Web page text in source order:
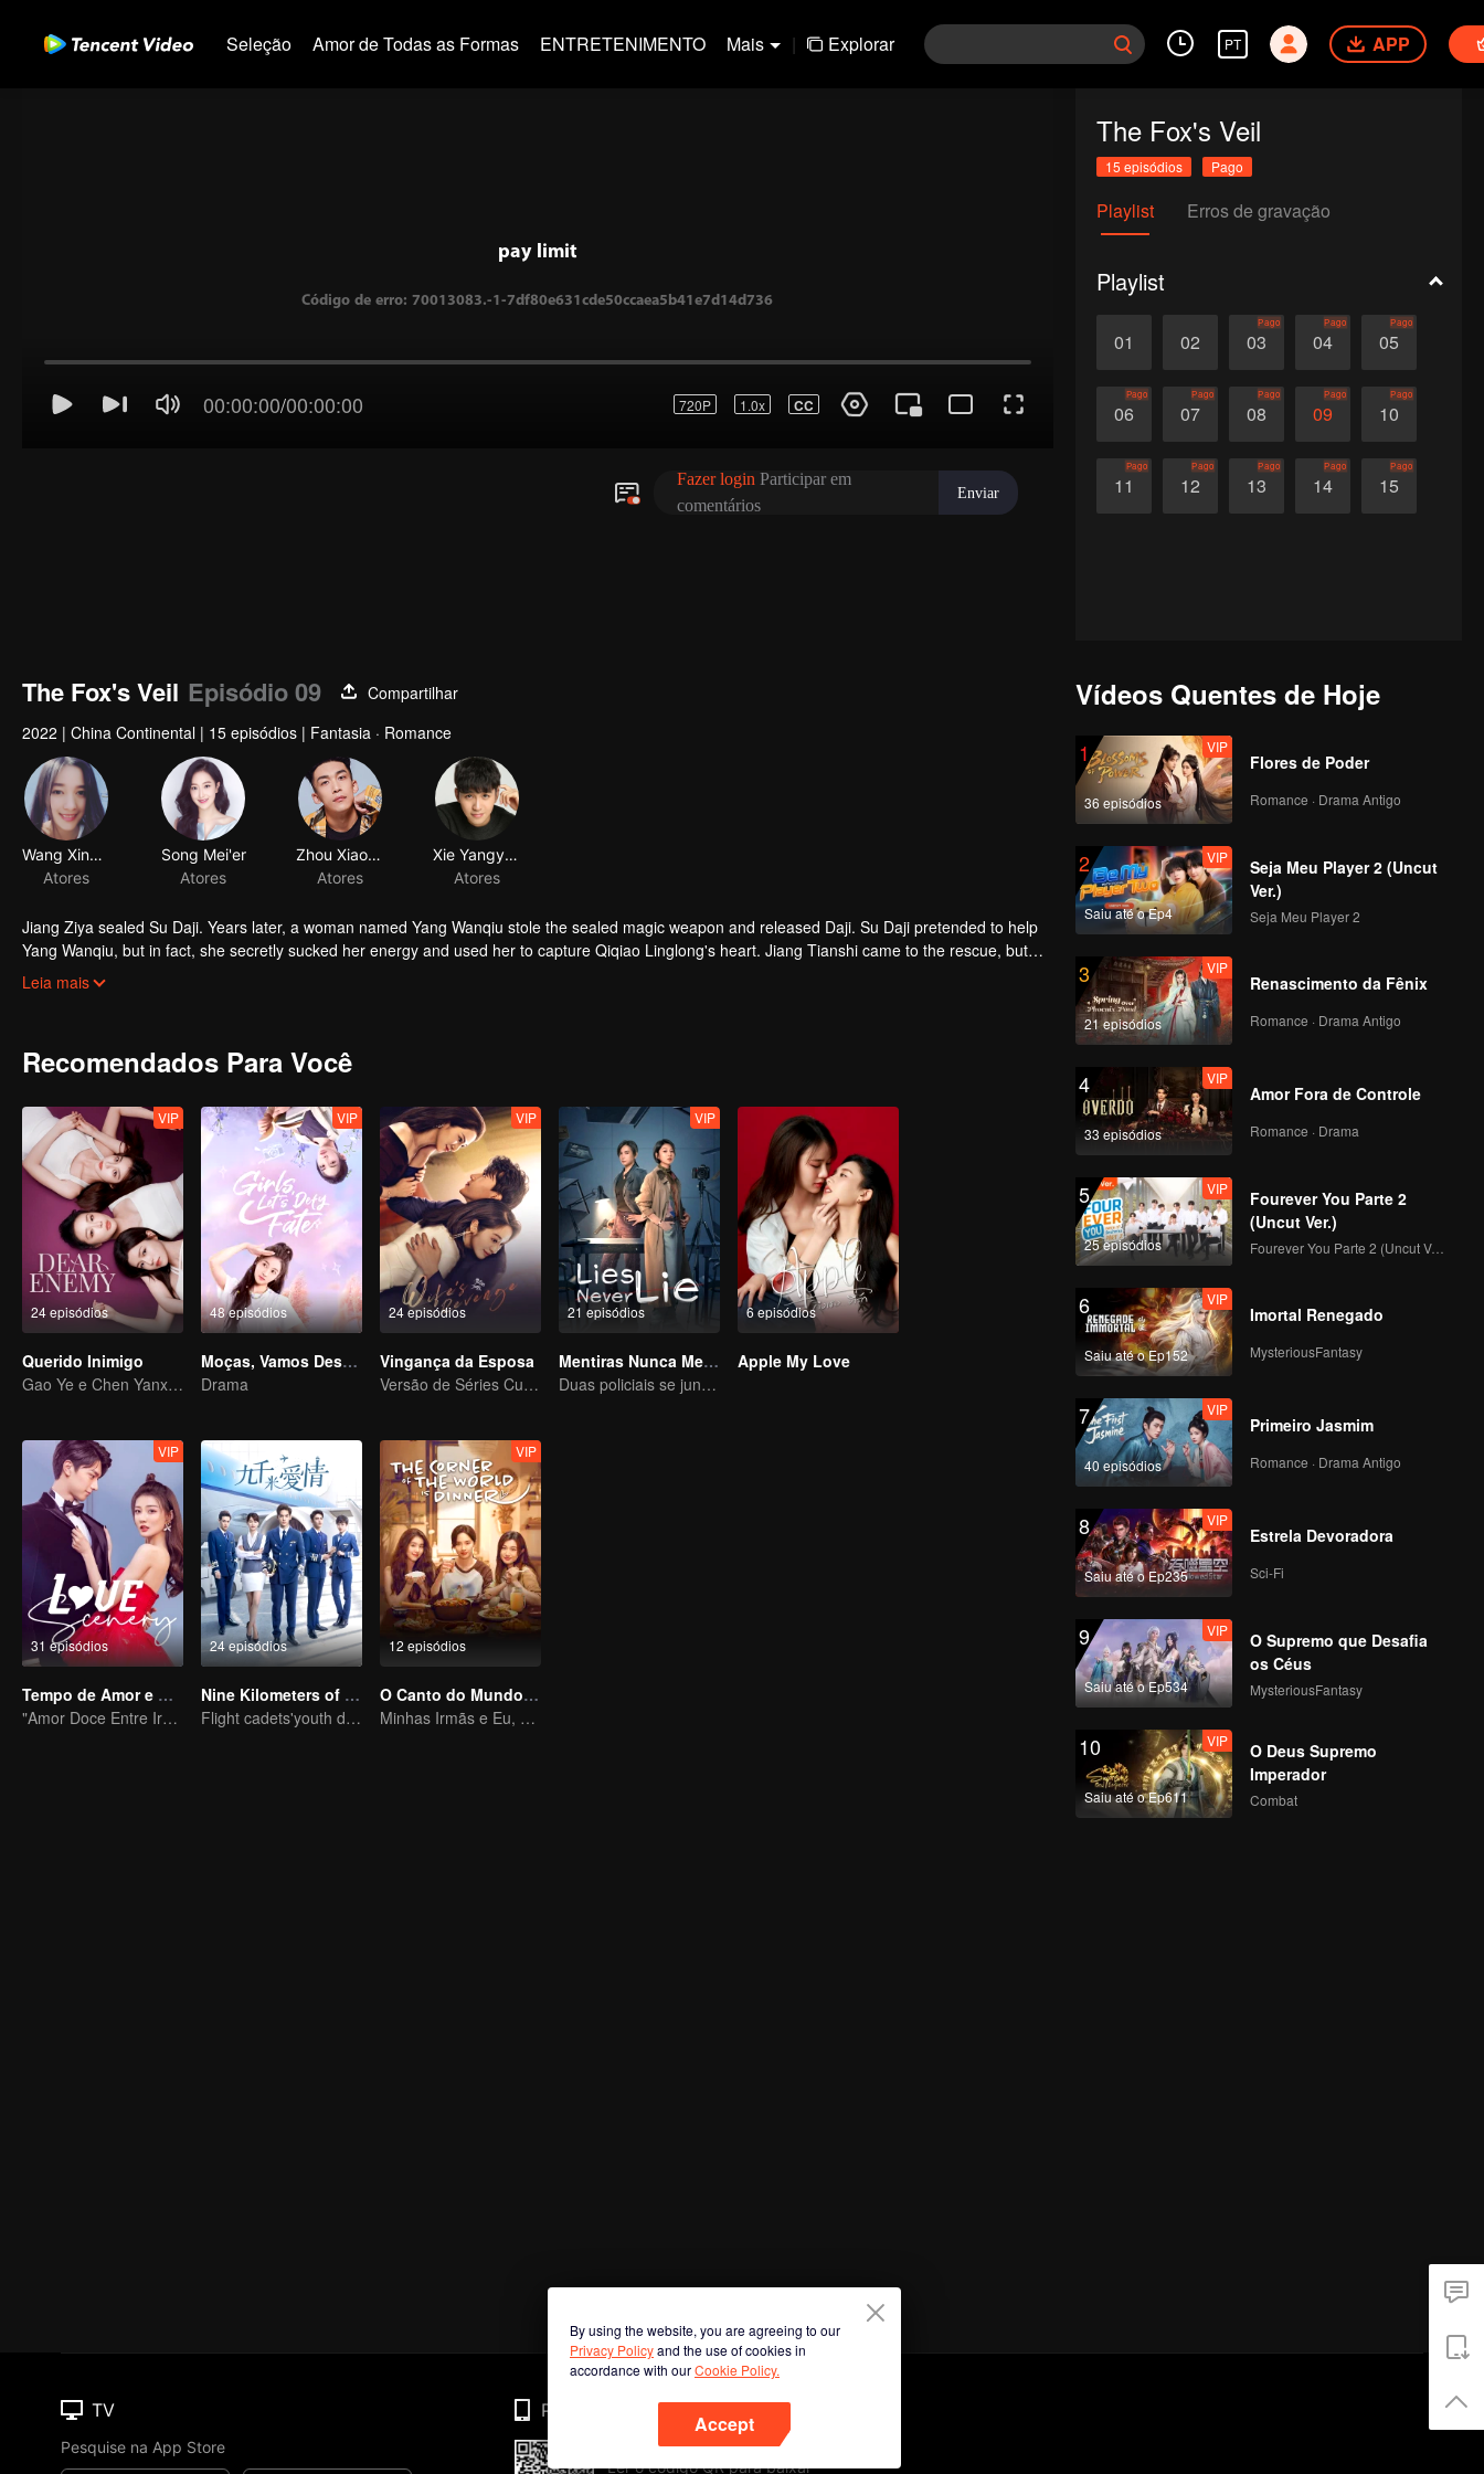
Seleção Amor de Todas as Formas ENTRETENIMENTO Mais | Explorar PT APP
The Fox's Veil
15 episódios Pago
Playlist Erros de gravação
Playlist
01 02 03
Pago
04
Pago
05
Pago
06
Pago
07
Pago
08
Pago
09
Pago
10
Pago
11
Pago
12
Pago
13
Pago
14
Pago
15
Pago
The Fox's Veil Episódio 09
Compartilhar
2022 | China Continental | 15 episódios | Fantasia · Romance
Jiang Ziya sealed Su Daji. Years later, a woman named Yang Wanqiu stole the sealed magic weapon and released Daji. Su Daji pretended to help
Yang Wanqiu, but in fact, she secretly sucked her energy and used her to capture Qiqiao Linglong's heart. Jiang Tianshi came to the rescue, but
was injured by Su Daji. At the critical moment, Yang Wanqiu awakened her soul and made a choice...
Leia mais
Recomendados Para Você
24 episódios
VIP
Querido Inimigo
Gao Ye e Chen Yanxi: De melhores amigas a inimigas juradas
48 episódios
VIP
Moças, Vamos Desafiar o Destino
Drama
24 episódios
VIP
Vingança da Esposa
Versão de Séries Curtas “A Tentação de voltar para casa”
21 episódios
VIP
Mentiras Nunca Mentem
Duas policiais se juntam ao caso
6 episódios
Apple My Love
31 episódios
VIP
Tempo de Amor e Alegria com Você
"Amor Doce Entre Irmãos"
24 episódios
Nine Kilometers of Love
Flight cadets'youth dream-driven journey
12 episódios
VIP
O Canto do Mundo é o Jantar
Minhas Irmãs e Eu, a Comida Cura a Vida
Vídeos Quentes de Hoje
1
36 episódios
VIP
Flores de Poder
Romance · Drama Antigo
2
Saiu até o Ep4
VIP
Seja Meu Player 2 (Uncut
Ver.)
Seja Meu Player 2
3
21 episódios
VIP
Renascimento da Fênix
Romance · Drama Antigo
4
33 episódios
VIP
Amor Fora de Controle
Romance · Drama
5
25 episódios
VIP
Fourever You Parte 2
(Uncut Ver.)
Fourever You Parte 2 (Uncut Ver.)
6
Saiu até o Ep152
VIP
Imortal Renegado
MysteriousFantasy
7
40 episódios
VIP
Primeiro Jasmim
Romance · Drama Antigo
8
Saiu até o Ep235
VIP
Estrela Devoradora
Sci-Fi
9
Saiu até o Ep534
VIP
O Supremo que Desafia
os Céus
MysteriousFantasy
10
Saiu até o Ep611
VIP
O Deus Supremo
Imperador
Combat
By using the website, you are agreeing to our
Privacy Policyand the use of cookies in
accordance with ourCookie Policy.
Accept
TV
Pesquise na App Store
Phone
Ler o código QR para baixar